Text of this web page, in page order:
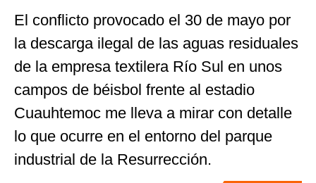
El conflicto provocado el 30 de mayo por
la descarga ilegal de las aguas residuales
de la empresa textilera Río Sul en unos
campos de béisbol frente al estadio
Cuauhtemoc me lleva a mirar con detalle
lo que ocurre en el entorno del parque
industrial de la Resurrección.